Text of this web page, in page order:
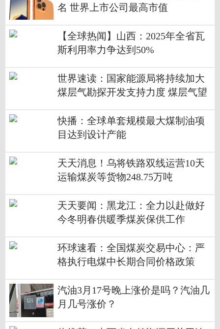
名 世界上市公司最高市值
【全球热闻】山西：2025年全省瓦
斯利用率力争达到50%
世界速读：国家能源局将持续加大
煤层气勘探开发支持力度 煤层气望
快播：全球单套规模最大煤制油项
目达到设计产能
天天消息！乌将铁路双线运营10天
运输煤炭等货物248.75万吨
天天要闻：黑龙江：全力以赴做好
今冬明春供暖季煤炭保供工作
环球速看：全国煤炭交易中心：严
格执行电煤中长期合同价格政策
汽油3月17号晚上涨价是吗？汽油几
月几号涨价？